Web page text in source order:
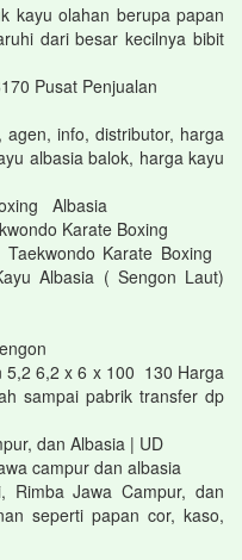
kayu olahan berupa papan
dari besar kecilnya bibit
Pusat Penjualan
agen, info, distributor, harga
albasia balok, harga kayu
Albasia
Karate Boxing
Karate Boxing
Albasia ( Sengon Laut)
5,2 6,2 x 6 x 100 130 Harga
sampai pabrik transfer dp
dan Albasia | UD
campur dan albasia
Jawa Campur, dan
seperti papan cor, kaso,